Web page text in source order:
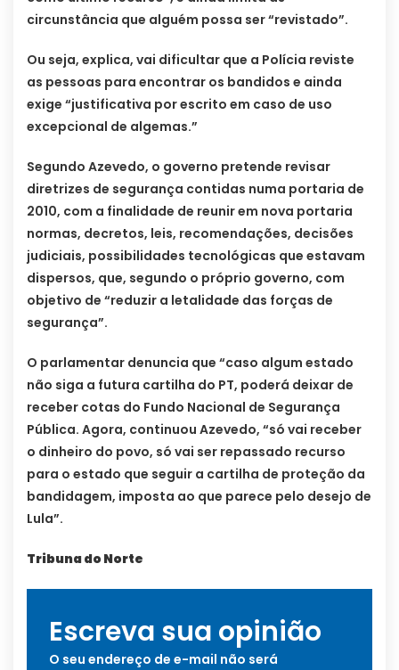
circunstância que alguém possa ser “revistado”.
Ou seja, explica, vai dificultar que a Polícia reviste
as pessoas para encontrar os bandidos e ainda
exige “justificativa por escrito em caso de uso
excepcional de algemas.”
Segundo Azevedo, o governo pretende revisar
diretrizes de segurança contidas numa portaria de
2010, com a finalidade de reunir em nova portaria
normas, decretos, leis, recomendações, decisões
judiciais, possibilidades tecnológicas que estavam
dispersos, que, segundo o próprio governo, com
objetivo de “reduzir a letalidade das forças de
segurança”.
O parlamentar denuncia que “caso algum estado
não siga a futura cartilha do PT, poderá deixar de
receber cotas do Fundo Nacional de Segurança
Pública. Agora, continuou Azevedo, “só vai receber
o dinheiro do povo, só vai ser repassado recurso
para o estado que seguir a cartilha de proteção da
bandidagem, imposta ao que parece pelo desejo de
Lula”.
Tribuna do Norte
Escreva sua opinião
O seu endereço de e-mail não será